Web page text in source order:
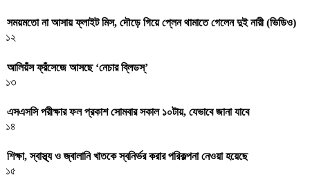
সময়মতো না আসায় ফ্লাইট মিস, দৌড়ে গিয়ে প্লেন থামাতে গেলেন দুই নারী (ভিডিও)
১২
আলিয়ঁস ফ্রঁসেজে আসছে ‘নেচার ব্লিডস্’
১৩
এসএসসি পরীক্ষার ফল প্রকাশ সোমবার সকাল ১০টায়, যেভাবে জানা যাবে
১৪
শিক্ষা, স্বাস্থ্য ও জ্বালানি খাতকে স্বনির্ভর করার পরিকল্পনা নেওয়া হয়েছে
১৫